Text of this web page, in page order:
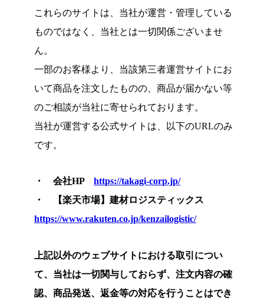
これらのサイトは、当社が運営・管理している
ものではなく、当社とは一切関係ございませ
ん。
一部のお客様より、当該第三者運営サイトにお
いて商品を注文したものの、商品が届かない等
のご相談が当社に寄せられております。
当社が運営する公式サイトは、以下のURLのみ
です。
・ 会社HPhttps://takagi-corp.jp/
・ 【楽天市場】建材ロジスティックス
https://www.rakuten.co.jp/kenzailogistic/
上記以外のウェブサイトにおける取引につい
て、当社は一切関与しておらず、注文内容の確
認、商品発送、返金等の対応を行うことはでき